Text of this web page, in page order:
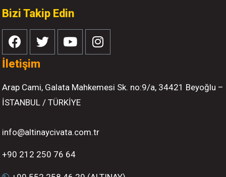
Bizi Takip Edin
İletişim
Arap Cami, Galata Mahkemesi Sk. no:9/a, 34421 Beyoğlu –
İSTANBUL / TÜRKİYE
info@altinaycivata.com.tr
+90 212 250 76 64